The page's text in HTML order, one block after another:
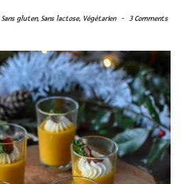
Sans gluten, Sans lactose, Végétarien - 3 Comments